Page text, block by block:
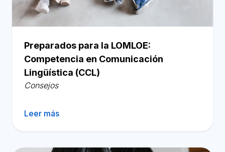
Preparados para la LOMLOE:
Competencia en Comunicación
Lingüística (CCL)
Consejos
Leer más